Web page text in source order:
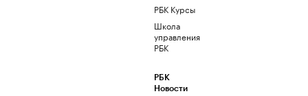
РБК Курсы
Школа
управления
РБК
РБК
Новости